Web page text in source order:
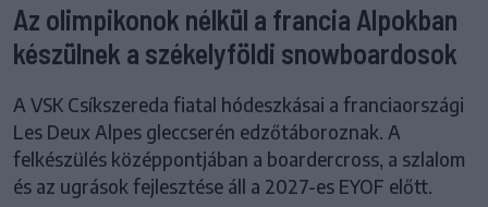
Az olimpikonok nélkül a francia Alpokban
készülnek a székelyföldi snowboardosok
A VSK Csíkszereda fiatal hódeszkásai a franciaországi
Les Deux Alpes gleccserén edzőtáboroznak. A
felkészülés középpontjában a boardercross, a szlalom
és az ugrások fejlesztése áll a 2027-es EYOF előtt.